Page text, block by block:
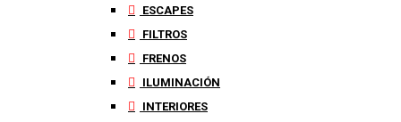
ESCAPES
FILTROS
FRENOS
ILUMINACIÓN
INTERIORES